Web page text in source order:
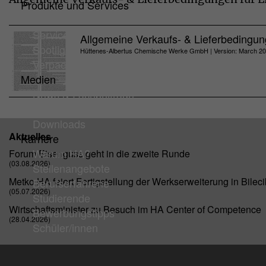
Produkte und Services
Service
Spotlights
Verpackungen
Medien
News & Fachbeiträge
Karriere
Warum HA?
Stellenangebote
Berufserfahrene
Studierende
Bewerbungstipps
Schüler/innen
Allgemeine Verkaufs- &
Hüttenes-Albertus Chemische Werke GmbH | Version: March
Aktuelles
Forum Eisenguss geht in die zweite Runde
(03.08.2026)
Metko HA feiert Fertigstellung der Werkserweiterung in
(05.07.2026)
Wirtschaftsminister zu Besuch im HA Center of Competence
(28.04.2026)